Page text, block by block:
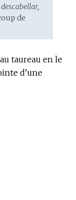
descabellar,
de
taureau en le
d’une